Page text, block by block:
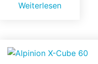
Weiterlesen